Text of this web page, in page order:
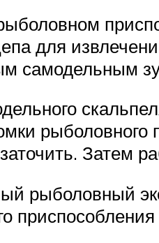
для
самодельным
рыболовного
Затем
рыболовный